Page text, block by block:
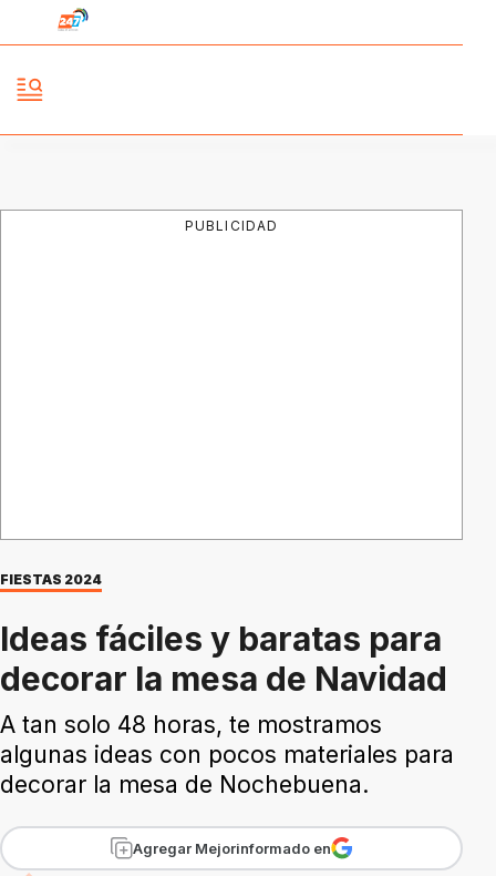
PUBLICIDAD
FIESTAS 2024
Ideas fáciles y baratas para
decorar la mesa de Navidad
A tan solo 48 horas, te mostramos
algunas ideas con pocos materiales para
decorar la mesa de Nochebuena.
Agregar Mejorinformado en